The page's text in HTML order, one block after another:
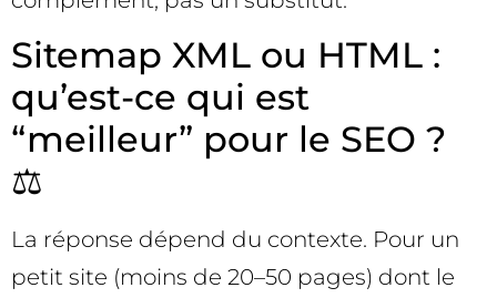
Sitemap XML ou HTML :
qu’est-ce qui est
“meilleur” pour le SEO ?
⚖️
La réponse dépend du contexte. Pour un
petit site (moins de 20–50 pages) dont le